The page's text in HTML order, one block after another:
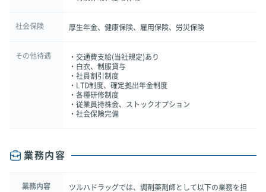
社会保険 厚生年金、健康保険、雇用保険、労災保険
その他待遇
・交通費支給(当社規定)あり
・白衣、制服貸与
・社員割引制度
・LTD制度、確定拠出年金制度
・各種研修制度
・従業員持株会、ストックオプション
・社会保険完備
業務内容
業務内容
ツルハドラッグでは、調剤薬剤師として以下の業務を担